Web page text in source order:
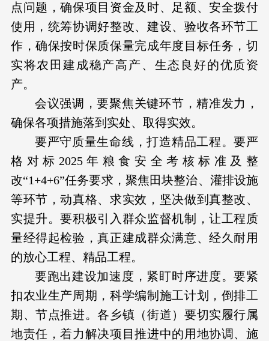
点问题，确保项目资金及时、足额、安全拨付
使用，统筹协调好整改、建设、验收各环节工
作，确保按时保质保量完成年度目标任务，切
实将农田建成稳产高产、生态良好的优质资
产。
会议强调，要聚焦关键环节，精准发力，
确保各项措施落到实处、取得实效。
要严守质量生命线，打造精品工程。要严
格对标2025年粮食安全考核标准及整
改“1+4+6”任务要求，聚焦田块整治、灌排设施
等环节，动真格、求实效，坚决做到真整改、
实提升。要积极引入群众监督机制，让工程质
量经得起检验，真正建成群众满意、经久耐用
的放心工程、精品工程。
要跑出建设加速度，紧盯时序进度。要紧
扣农业生产周期，科学编制施工计划，倒排工
期、节点推进。各乡镇（街道）要切实履行属
地责任，着力解决项目推进中的用地协调、施